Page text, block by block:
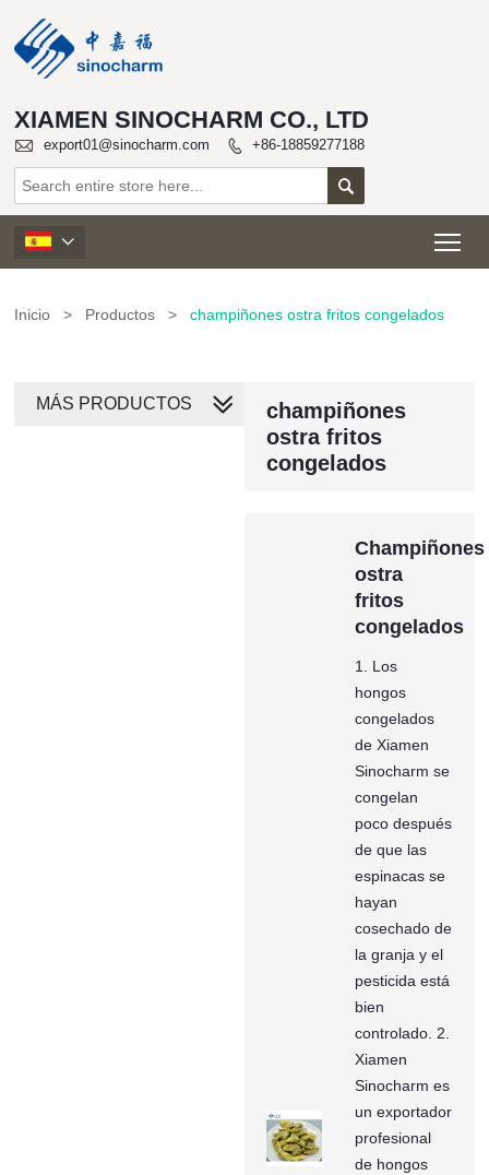
XIAMEN SINOCHARM CO., LTD
 export01@sinocharm.com  +86-18859277188


Inicio > Productos > champiñones ostra fritos congelados
champiñones
ostra fritos
congelados
Champiñones
ostra
fritos
congelados
1. Los
hongos
congelados
de Xiamen
Sinocharm se
congelan
poco después
de que las
espinacas se
hayan
cosechado de
la granja y el
pesticida está
bien
controlado. 2.
Xiamen
Sinocharm es
un exportador
profesional
de hongos
MÁS PRODUCTOS